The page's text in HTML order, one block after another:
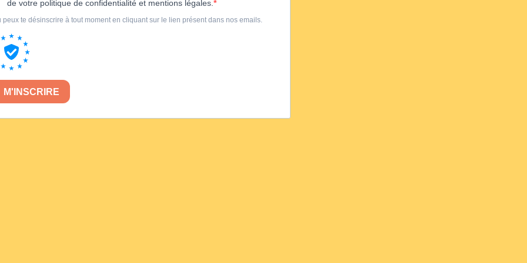
de votre politique de confidentialité et mentions légales.
peux te désinscrire à tout moment en cliquant sur le lien présent dans nos emails.
M'INSCRIRE